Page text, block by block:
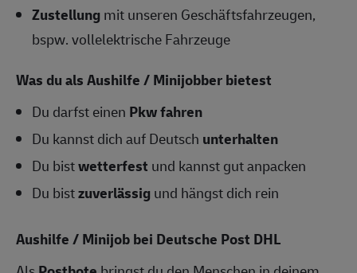
Zustellungmit unseren Geschäftsfahrzeugen,
bspw. vollelektrische Fahrzeuge
Was du als Aushilfe / Minijobber bietest
Du darfst einen Pkw fahren
Du kannst dich auf Deutsch unterhalten
Du bistwetterfest und kannst gut anpacken
Du bistzuverlässigund hängst dich rein
Aushilfe / Minijob bei Deutsche Post DHL